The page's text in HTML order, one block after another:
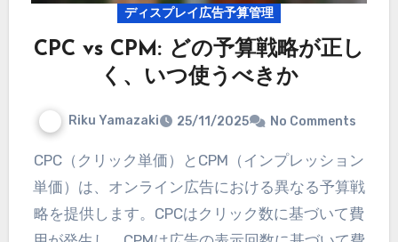
ディスプレイ広告予算管理
CPC vs CPM: どの予算戦略が正し
く、いつ使うべきか
Riku Yamazaki 25/11/2025 No Comments
CPC（クリック単価）とCPM（インプレッション
単価）は、オンライン広告における異なる予算戦
略を提供します。CPCはクリック数に基づいて費